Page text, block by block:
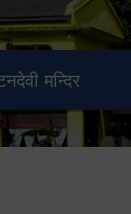
मन्दिर
स्मारक
नगर
कार्यालय
देखिएको दृश्य